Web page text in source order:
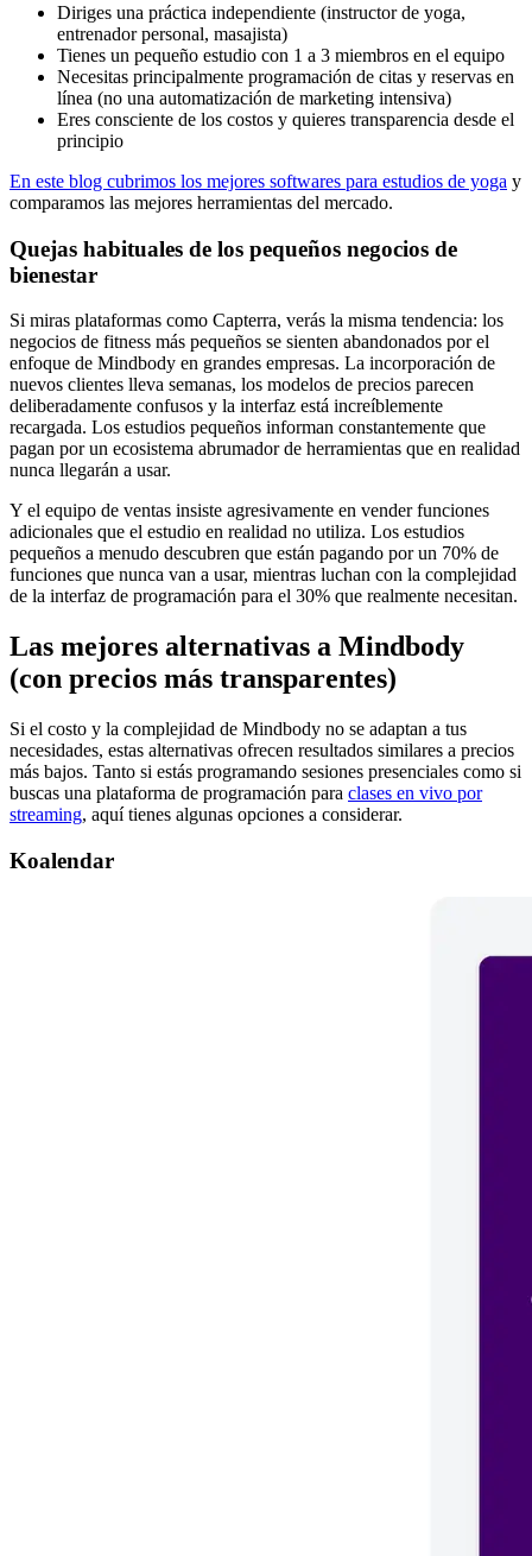
Diriges una práctica independiente (instructor de yoga,
entrenador personal, masajista)
Tienes un pequeño estudio con 1 a 3 miembros en el equipo
Necesitas principalmente programación de citas y reservas en
línea (no una automatización de marketing intensiva)
Eres consciente de los costos y quieres transparencia desde el
principio
En este blog cubrimos los mejores softwares para estudios de yoga y
comparamos las mejores herramientas del mercado.
Quejas habituales de los pequeños negocios de
bienestar
Si miras plataformas como Capterra, verás la misma tendencia: los
negocios de fitness más pequeños se sienten abandonados por el
enfoque de Mindbody en grandes empresas. La incorporación de
nuevos clientes lleva semanas, los modelos de precios parecen
deliberadamente confusos y la interfaz está increíblemente
recargada. Los estudios pequeños informan constantemente que
pagan por un ecosistema abrumador de herramientas que en realidad
nunca llegarán a usar.
Y el equipo de ventas insiste agresivamente en vender funciones
adicionales que el estudio en realidad no utiliza. Los estudios
pequeños a menudo descubren que están pagando por un 70% de
funciones que nunca van a usar, mientras luchan con la complejidad
de la interfaz de programación para el 30% que realmente necesitan.
Las mejores alternativas a Mindbody
(con precios más transparentes)
Si el costo y la complejidad de Mindbody no se adaptan a tus
necesidades, estas alternativas ofrecen resultados similares a precios
más bajos. Tanto si estás programando sesiones presenciales como si
buscas una plataforma de programación para clases en vivo por
streaming, aquí tienes algunas opciones a considerar.
Koalendar